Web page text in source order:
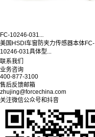
FC-10246-031...
美国HSDI车窗防夹力传感器本体FC-
10246-031具体型...
联系我们
业务咨询
400-877-3100
售后反馈邮箱
zhujing@forcechina.com
关注微信公众号和抖音